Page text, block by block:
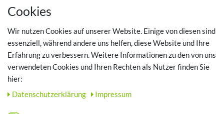
MEIN KONTO
TOP SCHUHTHEMEN
Hausschuhe - Bequeme Schuhe für zuhause
Cookies
Wir nutzen Cookies auf unserer Website. Einige von diesen sind
essenziell, während andere uns helfen, diese Website und Ihre
Erfahrung zu verbessern. Weitere Informationen zu den von uns
verwendeten Cookies und Ihren Rechten als Nutzer finden Sie
hier:
Daten­schutz­erklärung
Impressum